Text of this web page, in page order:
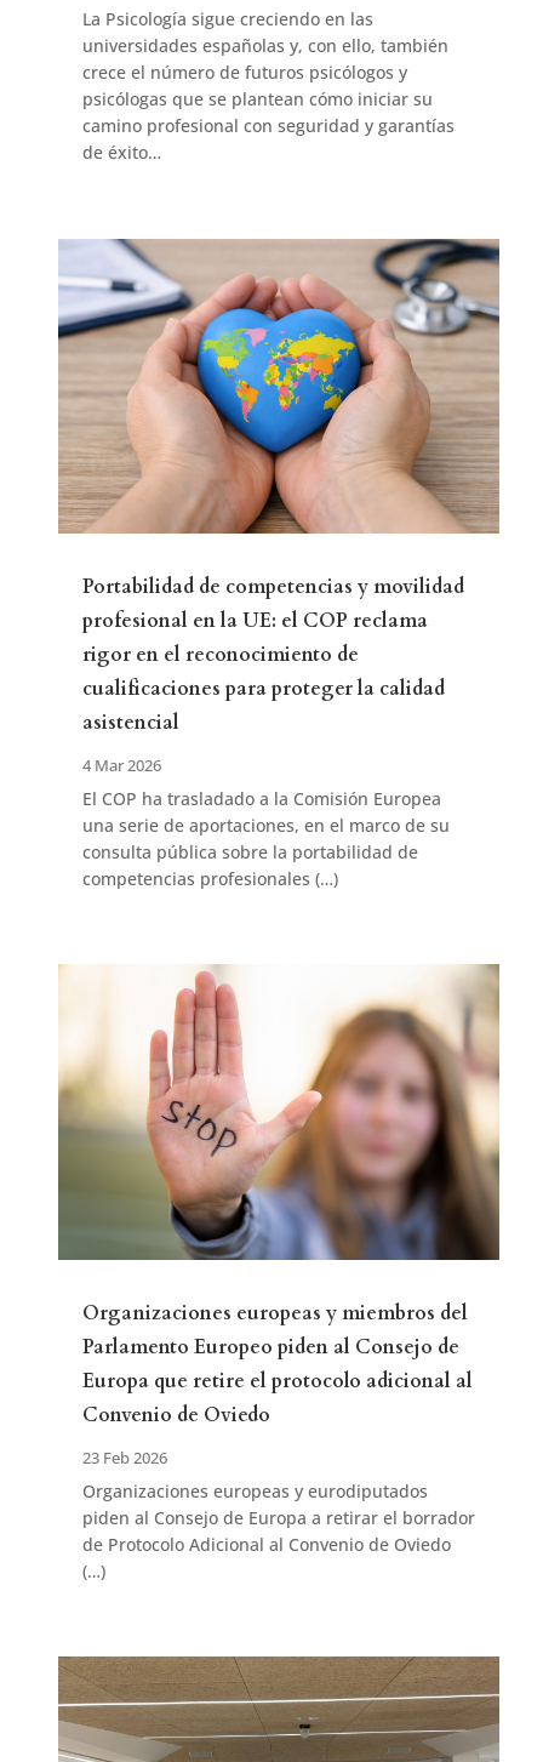
La Psicología sigue creciendo en las
universidades españolas y, con ello, también
crece el número de futuros psicólogos y
psicólogas que se plantean cómo iniciar su
camino profesional con seguridad y garantías
de éxito…
Portabilidad de competencias y movilidad
profesional en la UE: el COP reclama
rigor en el reconocimiento de
cualificaciones para proteger la calidad
asistencial
4 Mar 2026
El COP ha trasladado a la Comisión Europea
una serie de aportaciones, en el marco de su
consulta pública sobre la portabilidad de
competencias profesionales (…)
Organizaciones europeas y miembros del
Parlamento Europeo piden al Consejo de
Europa que retire el protocolo adicional al
Convenio de Oviedo
23 Feb 2026
Organizaciones europeas y eurodiputados
piden al Consejo de Europa a retirar el borrador
de Protocolo Adicional al Convenio de Oviedo
(…)